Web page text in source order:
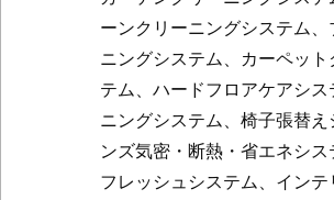
ーンクリーニングシステム
ニングシステム、カーペット
テム、ハードフロアケアシ
ニングシステム、椅子張替え
ンズ気密・断熱・省エネシス
フレッシュシステム、インテ